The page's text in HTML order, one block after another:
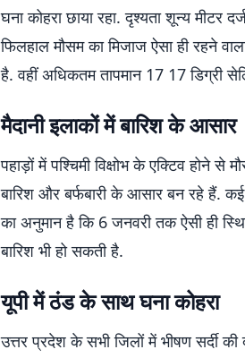
घना कोहरा छाया रहा. दृश्यता शून्य मीटर
फिलहाल मौसम का मिजाज ऐसा ही रहने
है. वहीं अधिकतम तापमान 17 17 डिग्री
मैदानी इलाकों में बारिश के आसार
पहाड़ों में पश्चिमी विक्षोभ के एक्टिव होने से
बारिश और बर्फबारी के आसार बन रहे हैं. कई
का अनुमान है कि 6 जनवरी तक ऐसी ही
बारिश भी हो सकती है.
यूपी में ठंड के साथ घना कोहरा
उत्तर प्रदेश के सभी जिलों में भीषण सर्दी